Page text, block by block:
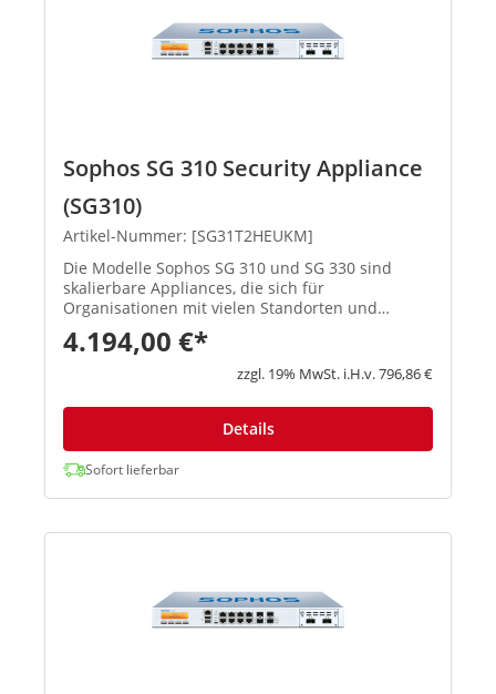
Sophos SG 310 Security Appliance
(SG310)
Artikel-Nummer: [SG31T2HEUKM]
Die Modelle Sophos SG 310 und SG 330 sind
skalierbare Appliances, die sich für
Organisationen mit vielen Standorten und
mittelgroße Unternehmen eignen. Mit SSDs für
On-Box-Reporting, Protokolle und Spam-
Quarantäne sind sie äußerst reaktionsstark – se...
4.194,00 €*
zzgl. 19% MwSt. i.H.v. 796,86 €
Details
Sofort lieferbar